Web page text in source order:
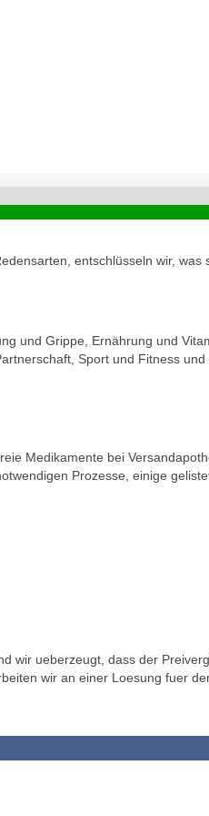
entschlüsseln wir, was
und Grippe, Ernährung und
Sport und Fitness und
Medikamente bei
Prozesse, einige
wir ueberzeugt, dass der
wir an einer Loesung fuer